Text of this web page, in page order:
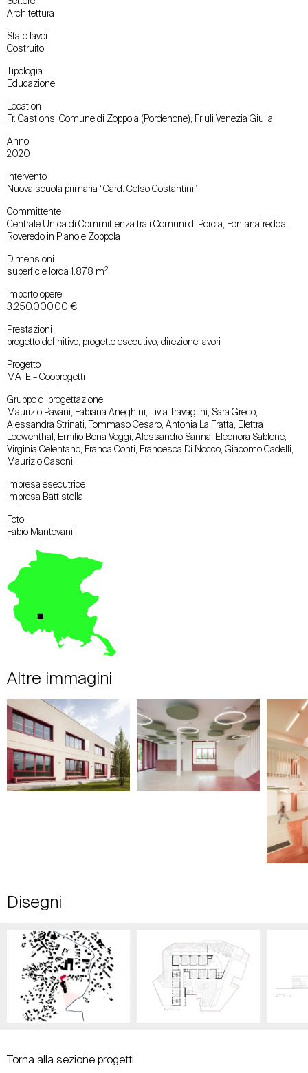
Architettura
Stato lavori
Costruito
Tipologia
Educazione
Location
Fr. Castions, Comune di Zoppola (Pordenone), Friuli Venezia Giulia
Anno
2020
Intervento
Nuova scuola primaria “Card. Celso Costantini”
Committente
Centrale Unica di Committenza tra i Comuni di Porcia, Fontanafredda,
Roveredo in Piano e Zoppola
Dimensioni
superficie lorda 1.878 m2
Importo opere
3.250.000,00 €
Prestazioni
progetto definitivo, progetto esecutivo, direzione lavori
Progetto
MATE – Cooprogetti
Gruppo di progettazione
Maurizio Pavani, Fabiana Aneghini, Livia Travaglini, Sara Greco,
Alessandra Strinati, Tommaso Cesaro, Antonia La Fratta, Elettra
Loewenthal, Emilio Bona Veggi, Alessandro Sanna, Eleonora Sablone,
Virginia Celentano, Franca Conti, Francesca Di Nocco, Giacomo Cadelli,
Maurizio Casoni
Impresa esecutrice
Impresa Battistella
Foto
Fabio Mantovani
Altre immagini
Disegni
Torna alla sezione progetti